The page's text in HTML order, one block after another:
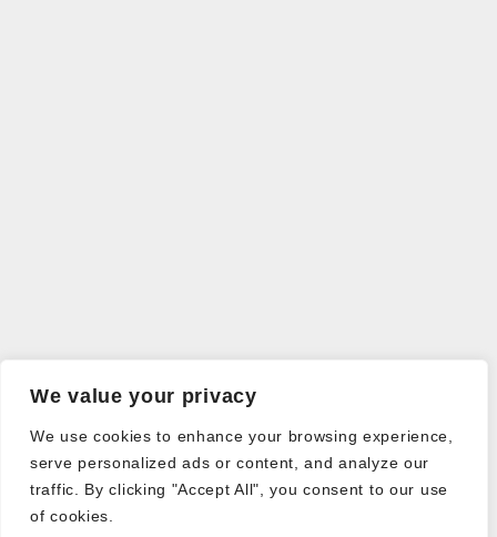
We value your privacy
We use cookies to enhance your browsing experience,
serve personalized ads or content, and analyze our
traffic. By clicking "Accept All", you consent to our use
of cookies.